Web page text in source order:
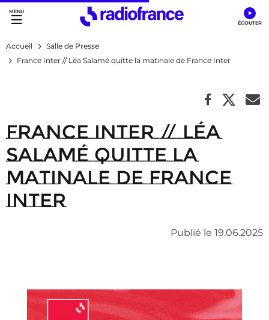
Accès direct :
Menu principal
Contenu
Accueil
Salle de Presse
France Inter // Léa Salamé quitte la matinale de France Inter
France Inter // Léa
Salamé quitte la
matinale de France
Inter
Publié le 19.06.2025